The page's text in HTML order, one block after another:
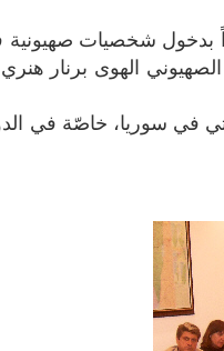
شخصيات صهيونية
الهوى برنار هنري
في سوريا، خاصّة في